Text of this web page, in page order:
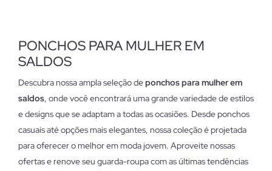
PONCHOS PARA MULHER EM
SALDOS
Descubra nossa ampla seleção deponchos para mulher em
saldos, onde você encontrará uma grande variedade de estilos
e designs que se adaptam a todas as ocasiões. Desde ponchos
casuais até opções mais elegantes, nossa coleção é projetada
para oferecer o melhor em moda jovem. Aproveite nossas
ofertas e renove seu guarda-roupa com as últimas tendências